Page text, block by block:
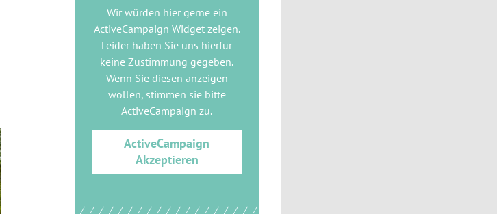
Wir würden hier gerne ein
ActiveCampaign Widgetzeigen.
Leider haben Sie uns hierfür
keine Zustimmung gegeben.
Wenn Sie diesen anzeigen
wollen, stimmen sie bitte
ActiveCampaign zu.
ActiveCampaign
Akzeptieren